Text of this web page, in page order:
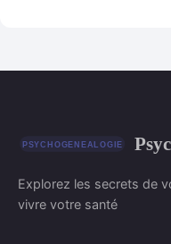
Explorez les secrets de
vivre votre santé